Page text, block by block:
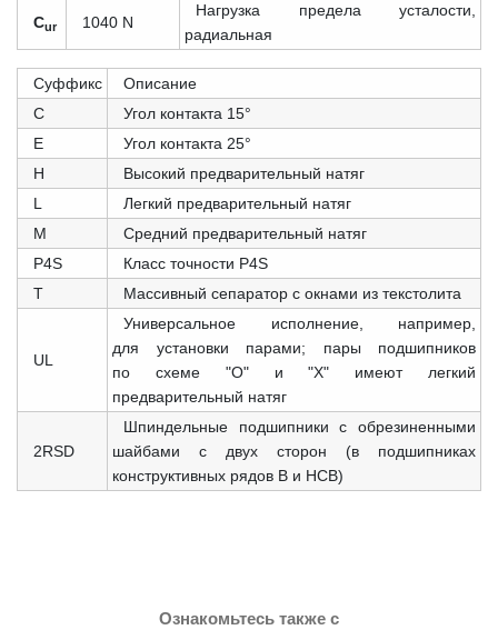
Cur 1040 N
Нагрузка предела усталости,
радиальная
Суффикс
Описание
С
Угол контакта 15°
E
Угол контакта 25°
H
Высокий предварительный натяг
L
Легкий предварительный натяг
M
Средний предварительный натяг
P4S
Класс точности P4S
T
Массивный сепаратор с окнами из текстолита
UL
Универсальное исполнение, например,
для установки парами; пары подшипников
по схеме "O" и "X" имеют легкий
предварительный натяг
2RSD
Шпиндельные подшипники с обрезиненными
шайбами с двух сторон (в подшипниках
конструктивных рядов B и HCB)
Ознакомьтесь также с